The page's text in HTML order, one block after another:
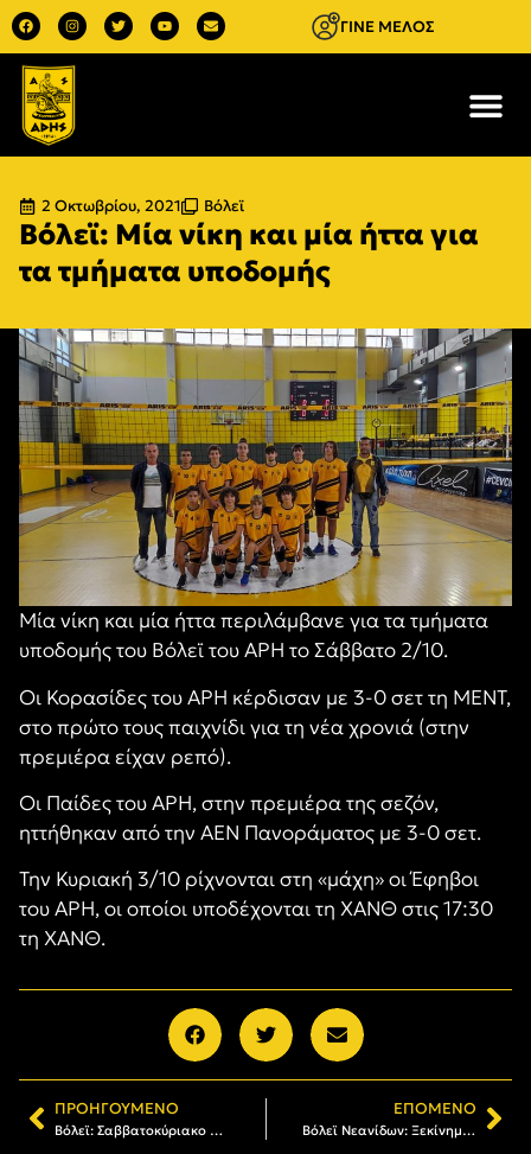
ΓΙΝΕ ΜΕΛΟΣ
2 Οκτωβρίου, 2021 Βόλεϊ
Βόλεϊ: Μία νίκη και μία ήττα για
τα τμήματα υποδομής
Μία νίκη και μία ήττα περιλάμβανε για τα τμήματα
υποδομής του Βόλεϊ του ΑΡΗ το Σάββατο 2/10.
Οι Κορασίδες του ΑΡΗ κέρδισαν με 3-0 σετ τη ΜΕΝΤ,
στο πρώτο τους παιχνίδι για τη νέα χρονιά (στην
πρεμιέρα είχαν ρεπό).
Οι Παίδες του ΑΡΗ, στην πρεμιέρα της σεζόν,
ηττήθηκαν από την ΑΕΝ Πανοράματος με 3-0 σετ.
Την Κυριακή 3/10 ρίχνονται στη «μάχη» οι Έφηβοι
του ΑΡΗ, οι οποίοι υποδέχονται τη ΧΑΝΘ στις 17:30
τη ΧΑΝΘ.
ΠΡΟΗΓΟΎΜΕΝΟ
Βόλεϊ: Σαββατοκύριακο δράσης για τα τμήματα υποδομών του ΑΡΗ
ΕΠΌΜΕΝΟ
Βόλεϊ Νεανίδων: Ξεκίνημα «με το δεξί» για τον ΑΡΗ